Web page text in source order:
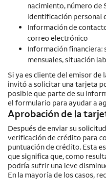
nacimiento, número de
identificación personal
Información de
correo electrónico
Información financiera:
mensuales, situación
Si ya es cliente del emisor
invitó a solicitar una tarjeta
posible que parte de su
el formulario para ayudar a
Aprobación de la
Después de enviar su
verificación de crédito para
puntuación de crédito. Esta
que significa que, como
podría sufrir una leve
En la mayoría de los casos,